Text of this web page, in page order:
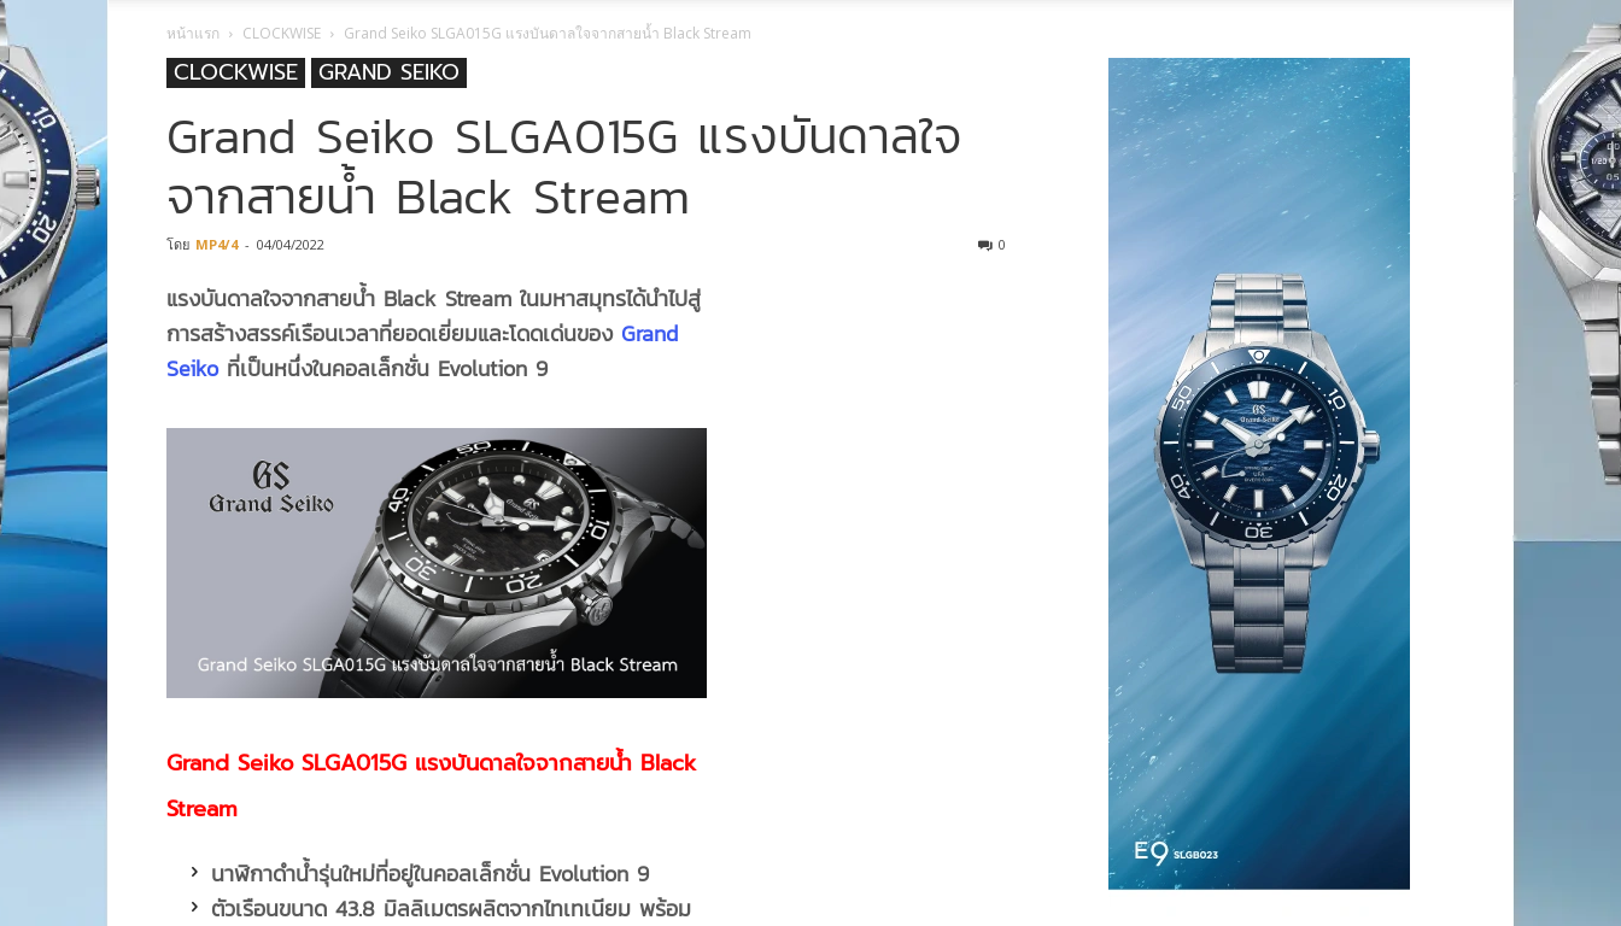
หน้าแรก CLOCKWISE Grand Seiko SLGA015G แรงบันดาลใจจากสายน้ำ Black Stream
CLOCKWISE GRAND SEIKO
Grand Seiko SLGA015G แรงบันดาลใจ
จากสายน้ำ Black Stream
โดย MP4/4 - 04/04/2022 0
แรงบันดาลใจจากสายน้ำ Black Stream ในมหาสมุทรได้นำไปสู่
การสร้างสรรค์เรือนเวลาที่ยอดเยี่ยมและโดดเด่นของ Grand
Seikoที่เป็นหนึ่งในคอลเล็กชั่น Evolution 9
Grand Seiko SLGA015G แรงบันดาลใจจากสายน้ำ Black
Stream
นาฬิกาดำน้ำรุ่นใหม่ที่อยู่ในคอลเล็กชั่น Evolution 9
ตัวเรือนขนาด 43.8 มิลลิเมตรผลิตจากไทเทเนียม พร้อม